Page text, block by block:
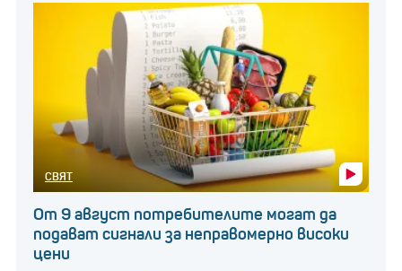
СВЯТ
От 9 август потребителите могат да
подават сигнали за неправомерно високи
цени